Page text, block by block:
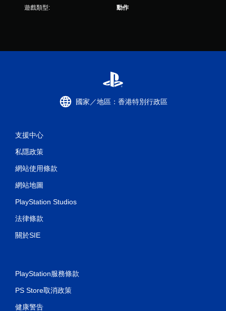
遊戲類型: 動作
國家／地區：香港特別行政區
支援中心
私隱政策
網站使用條款
網站地圖
PlayStation Studios
法律條款
關於SIE
PlayStation服務條款
PS Store取消政策
健康警告